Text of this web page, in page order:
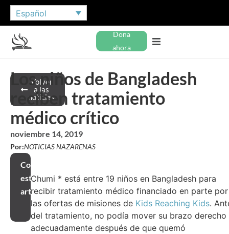
Español
Dona
ahora
Volver
a las
noticias
Los niños de Bangladesh
reciben tratamiento
médico crítico
noviembre 14, 2019
Por:NOTICIAS NAZARENAS
Compartir
este
artículo
Chumi * está entre 19 niños en Bangladesh para
recibir tratamiento médico financiado en parte por
las ofertas de misiones de Kids Reaching Kids.
del tratamiento, no podía mover su brazo derecho
adecuadamente después de que quemó